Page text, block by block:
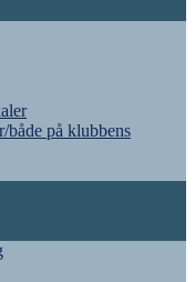
på klubbens